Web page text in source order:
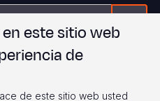
WVI's Terms & Conditions
este sitio web
de
de este sitio web usted